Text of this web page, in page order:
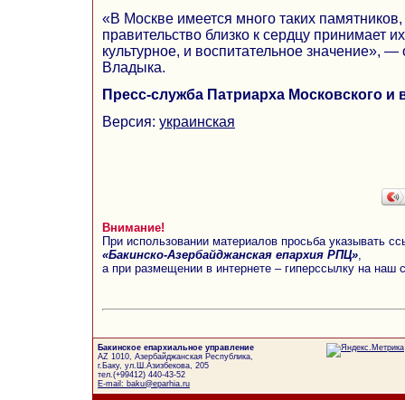
«В Москве имеется много таких памятников,
правительство близко к сердцу принимает
культурное, и воспитательное значение»,
Владыка.
Пресс-служба Патриарха Московского и
Версия: украинская
Внимание!
При использовании материалов просьба указывать
«Бакинско-Азербайджанская епархия РПЦ»
а при размещении в интернете – гиперссылку на наш
Бакинское епархиальное управление
AZ 1010, Азербайджанская Республика,
г.Баку, ул.Ш.Азизбекова, 205
тел.(+99412) 440-43-52
E-mail: baku@eparhia.ru